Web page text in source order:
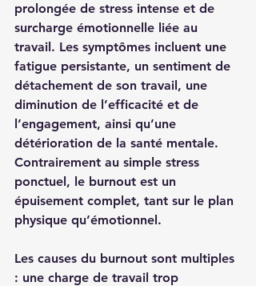
prolongée de stress intense et de
surcharge émotionnelle liée au
travail. Les symptômes incluent une
fatigue persistante, un sentiment de
détachement de son travail, une
diminution de l’efficacité et de
l’engagement, ainsi qu’une
détérioration de la santé mentale.
Contrairement au simple stress
ponctuel, le burnout est un
épuisement complet, tant sur le plan
physique qu’émotionnel.
Les causes du burnout sont multiples
: une charge de travail trop